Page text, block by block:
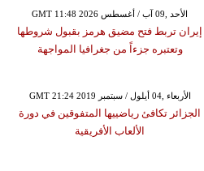
GMT 11:48 2026 الأحد ,09 آب / أغسطس
إيران تربط فتح مضيق هرمز بقبول شروطها
وتعتبره جزءاً من جغرافيا المواجهة
GMT 21:24 2019 الأربعاء ,04 أيلول / سبتمبر
الجزائر تكافئ رياضييها المتفوقين في دورة
الألعاب الأفريقية